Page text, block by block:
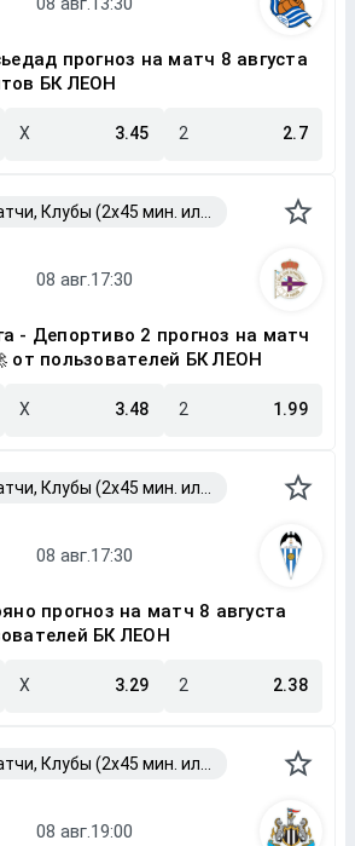
прогноз на матч 8 августа
БК ЛЕОН
X 3.45 2 2.7
- Депортиво 2 прогноз на матч
от пользователей БК ЛЕОН
X 3.48 2 1.99
прогноз на матч 8 августа
БК ЛЕОН
X 3.29 2 2.38